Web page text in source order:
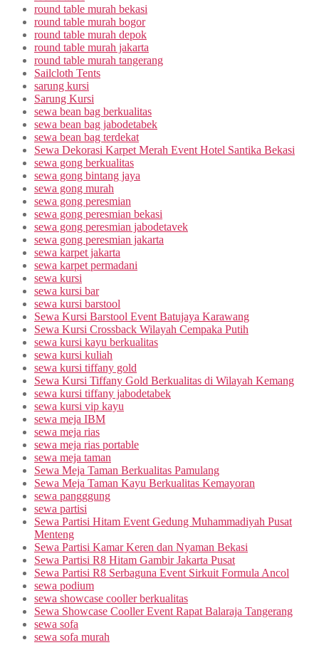
round table murah bekasi
round table murah bogor
round table murah depok
round table murah jakarta
round table murah tangerang
Sailcloth Tents
sarung kursi
Sarung Kursi
sewa bean bag berkualitas
sewa bean bag jabodetabek
sewa bean bag terdekat
Sewa Dekorasi Karpet Merah Event Hotel Santika Bekasi
sewa gong berkualitas
sewa gong bintang jaya
sewa gong murah
sewa gong peresmian
sewa gong peresmian bekasi
sewa gong peresmian jabodetavek
sewa gong peresmian jakarta
sewa karpet jakarta
sewa karpet permadani
sewa kursi
sewa kursi bar
sewa kursi barstool
Sewa Kursi Barstool Event Batujaya Karawang
Sewa Kursi Crossback Wilayah Cempaka Putih
sewa kursi kayu berkualitas
sewa kursi kuliah
sewa kursi tiffany gold
Sewa Kursi Tiffany Gold Berkualitas di Wilayah Kemang
sewa kursi tiffany jabodetabek
sewa kursi vip kayu
sewa meja IBM
sewa meja rias
sewa meja rias portable
sewa meja taman
Sewa Meja Taman Berkualitas Pamulang
Sewa Meja Taman Kayu Berkualitas Kemayoran
sewa pangggung
sewa partisi
Sewa Partisi Hitam Event Gedung Muhammadiyah Pusat
Menteng
Sewa Partisi Kamar Keren dan Nyaman Bekasi
Sewa Partisi R8 Hitam Gambir Jakarta Pusat
Sewa Partisi R8 Serbaguna Event Sirkuit Formula Ancol
sewa podium
sewa showcase cooller berkualitas
Sewa Showcase Cooller Event Rapat Balaraja Tangerang
sewa sofa
sewa sofa murah